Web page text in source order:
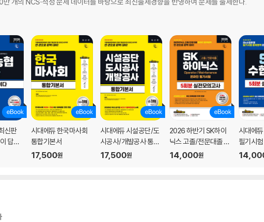
신판
답이
6급
시대에듀 한국마사회
통합기본서
17,500원
시대에듀 시설공단/도
시공사/개발공사 통합
기본서
17,500원
2026 하반기 SK하이
닉스 고졸/전문대졸 온
라인 필기시험 실전모
14,000원
시대에
필기시
사 5회분